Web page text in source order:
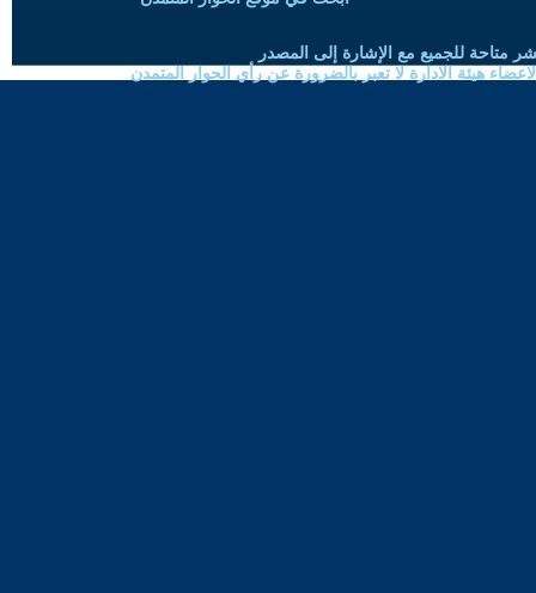
متاحة للجميع مع الإشارة إلى المصدر
هيئة الادارة لا تعبر بالضرورة عن رأي الحوار المتمدن